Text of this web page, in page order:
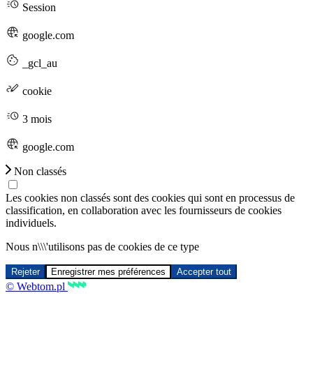
Session
google.com
_gcl_au
cookie
3 mois
google.com
Non classés
Les cookies non classés sont des cookies qui sont en processus de
classification, en collaboration avec les fournisseurs de cookies
individuels.
Nous n\\\'utilisons pas de cookies de ce type
Rejeter Enregistrer mes préférences Accepter tout
© Webtom.pl